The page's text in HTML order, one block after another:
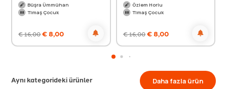
Büşra Ümmühan
Timaş Çocuk
€16,00€8,00
Özlem Horlu
Timaş Çocuk
€16,00€8,00
Aynı kategorideki ürünler Daha fazla ürün